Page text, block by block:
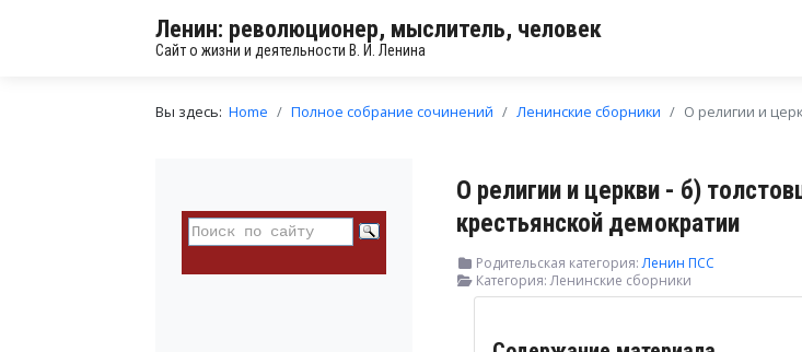
Ленин: революционер, мыслитель, человек
Сайт о жизни и деятельности В. И. Ленина
Вы здесь: Home Полное собрание сочинений Ленинские сборники О религии и
О религии и церкви - б)
крестьянской демократии
Родительская категория:Ленин ПСС
Категория:Ленинские сборники